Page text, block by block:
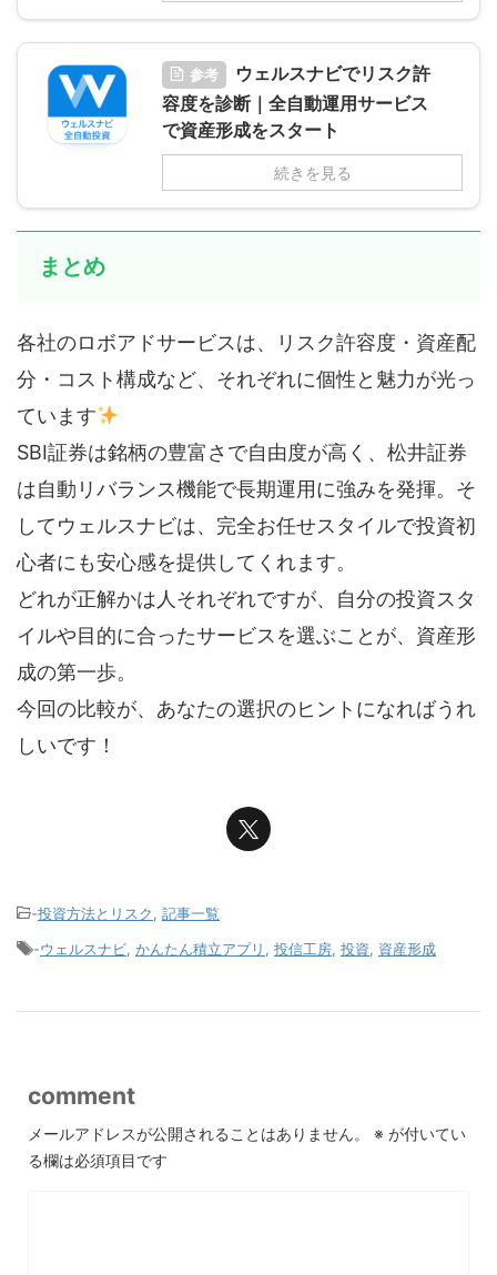
参考
ウェルスナビでリスク許
容度を診断｜全自動運用サービス
で資産形成をスタート
続きを見る
まとめ
各社のロボアドサービスは、リスク許容度・資産配
分・コスト構成など、それぞれに個性と魅力が光っ
ています
SBI証券は銘柄の豊富さで自由度が高く、松井証券
は自動リバランス機能で長期運用に強みを発揮。そ
してウェルスナビは、完全お任せスタイルで投資初
心者にも安心感を提供してくれます。
どれが正解かは人それぞれですが、自分の投資スタ
イルや目的に合ったサービスを選ぶことが、資産形
成の第一歩。
今回の比較が、あなたの選択のヒントになればうれ
しいです！
-投資方法とリスク
記事一覧
-ウェルスナビ かんたん積立アプリ 投信工房 投資 資産形成
comment
メールアドレスが公開されることはありません。 ※ が付いてい
る欄は必須項目です